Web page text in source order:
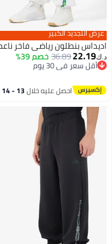
الكبير
بنطلون رياضي فاخر ناعم
36.89خصم 39%
في 30 يوم
في 30 يوم
احصل عليه خلال 13 - 14